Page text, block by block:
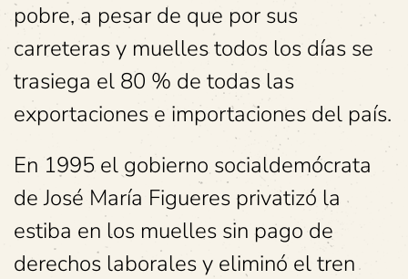
pobre, a pesar de que por sus
carreteras y muelles todos los días se
trasiega el 80 % de todas las
exportaciones e importaciones del país.
En 1995 el gobierno socialdemócrata
de José María Figueres privatizó la
estiba en los muelles sin pago de
derechos laborales y eliminó el tren